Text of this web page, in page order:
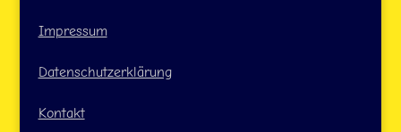
Impressum
Datenschutzerklärung
Kontakt